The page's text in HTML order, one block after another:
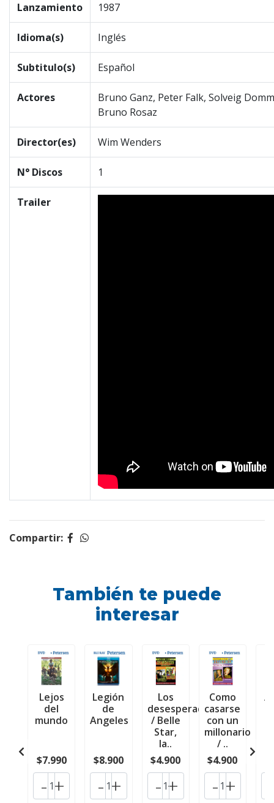
Lanzamiento 1987
Idioma(s) Inglés
Subtitulo(s) Español
Actores
Bruno Ganz, Peter Falk, Solveig
Bruno Rosaz
Director(es) Wim Wenders
N° Discos 1
Trailer
Compartir:
También te puede
interesar
Lejos
del
mundo
$7.990
+
-
Legión
de
Angeles
$8.900
+
-
Los
desesperados
/ Belle
Star,
la..
$4.900
+
-
Como
casarse
con un
millonario
/ ..
$4.900
+
-